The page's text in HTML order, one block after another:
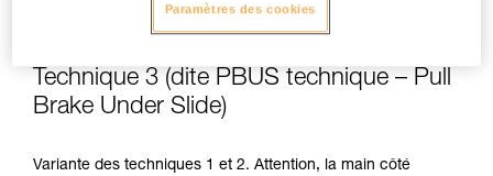
Technique 3 (dite PBUS technique – Pull
Brake Under Slide)
Variante des techniques 1 et 2. Attention, la main côté
Paramètres des cookies